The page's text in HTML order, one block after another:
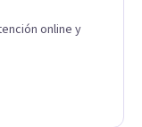
online y